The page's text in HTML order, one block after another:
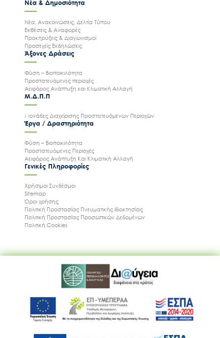
Νέα & Δημοσιότητα
Νέα, Ανακοινώσεις, Δελτία Τύπου
Εκθέσεις & Αναφορές
Προκηρύξεις & Διαγωνισμοί
Προσεχείς Εκδηλώσεις
Άξονες Δράσεις
Φύση – Βιοποικιλότητα
Προστατευόμενες περιοχές
Αειφόρος Ανάπτυξη και Κλιματική Αλλαγή
Μ.Δ.Π.Π
Μονάδες Διαχείρισης Προστατευόμενων Περιοχών
Έργα / Δραστηριότητα
Φύση – Βιοποικιλότητα
Προστατευόμενες Περιοχές
Αειφόρος Ανάπτυξη Και Κλιματική Αλλαγή
Γενικές Πληροφορίες
Χρήσιμοι Συνδέσμοι
Sitemap
Όροι χρήσης
Πολιτική Προστασίας Πνευματικής Ιδιοκτησίας
Πολιτική Προστασίας Προσωπικών Δεδομένων
Πολιτική Cookies